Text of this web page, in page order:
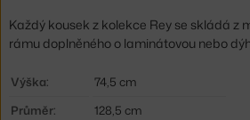
Každý kousek z kolekce Rey se skládá z
rámu doplněného o laminátovou nebo
Výška:
74,5 cm
Průměr:
128,5 cm